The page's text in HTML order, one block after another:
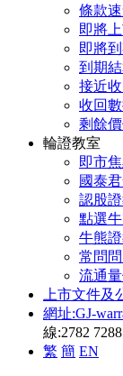
條款
即將
即將
到期
接近
收回
剩餘
輪證教室
即市
國泰
認股
點選
牛熊
常問
流通
上市文件及
網址:GJ-
線:2782 7288
繁 簡 EN